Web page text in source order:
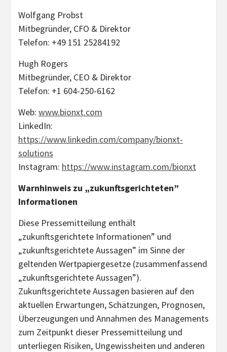
Wolfgang Probst
Mitbegründer, CFO & Direktor
Telefon: +49 151 25284192
Hugh Rogers
Mitbegründer, CEO & Direktor
Telefon: +1 604-250-6162
Web: www.bionxt.com
LinkedIn:
https://www.linkedin.com/company/bionxt-
solutions
Instagram: https://www.instagram.com/bionxt
Warnhinweis zu „zukunftsgerichteten”
Informationen
Diese Pressemitteilung enthält
„zukunftsgerichtete Informationen” und
„zukunftsgerichtete Aussagen” im Sinne der
geltenden Wertpapiergesetze (zusammenfassend
„zukunftsgerichtete Aussagen”).
Zukunftsgerichtete Aussagen basieren auf den
aktuellen Erwartungen, Schätzungen, Prognosen,
Überzeugungen und Annahmen des Managements
zum Zeitpunkt dieser Pressemitteilung und
unterliegen Risiken, Ungewissheiten und anderen